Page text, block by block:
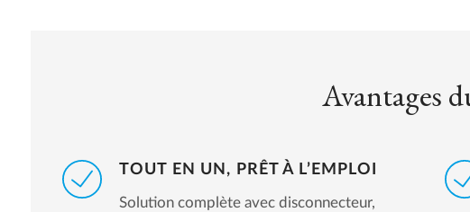
Avantages
TOUT EN UN, PRÊT À L’EMPLOI
Solution complète avec disconnecteur,